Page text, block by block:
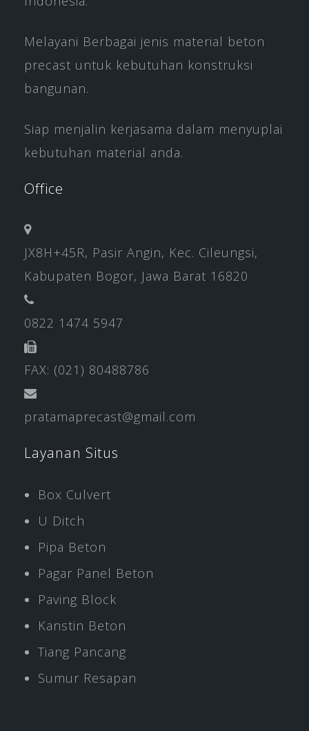
Melayani Berbagai jenis material beton
precast untuk kebutuhan konstruksi
bangunan.
Siap menjalin kerjasama dalam menyuplai
kebutuhan material anda.
Office
JX8H+45R, Pasir Angin, Kec. Cileungsi,
Kabupaten Bogor, Jawa Barat 16820
0822 1474 5947
FAX: (021) 80488786
pratamaprecast@gmail.com
Layanan Situs
Box Culvert
U Ditch
Pipa Beton
Pagar Panel Beton
Paving Block
Kanstin Beton
Tiang Pancang
Sumur Resapan